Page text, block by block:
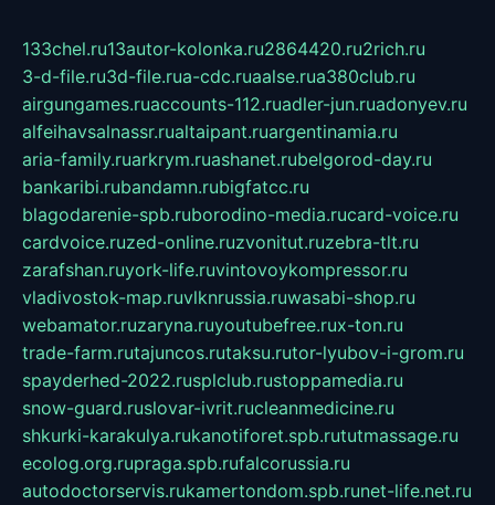
133chel.ru13autor-kolonka.ru2864420.ru2rich.ru
3-d-file.ru3d-file.rua-cdc.ruaalse.rua380club.ru
airgungames.ruaccounts-112.ruadler-jun.ruadonyev.ru
alfeihavsalnassr.rualtaipant.ruargentinamia.ru
aria-family.ruarkrym.ruashanet.rubelgorod-day.ru
bankaribi.rubandamn.rubigfatcc.ru
blagodarenie-spb.ruborodino-media.rucard-voice.ru
cardvoice.ruzed-online.ruzvonitut.ruzebra-tlt.ru
zarafshan.ruyork-life.ruvintovoykompressor.ru
vladivostok-map.ruvlknrussia.ruwasabi-shop.ru
webamator.ruzaryna.ruyoutubefree.rux-ton.ru
trade-farm.rutajuncos.rutaksu.rutor-lyubov-i-grom.ru
spayderhed-2022.rusplclub.rustoppamedia.ru
snow-guard.ruslovar-ivrit.rucleanmedicine.ru
shkurki-karakulya.rukanotiforet.spb.rututmassage.ru
ecolog.org.rupraga.spb.rufalcorussia.ru
autodoctorservis.rukamertondom.spb.runet-life.net.ru